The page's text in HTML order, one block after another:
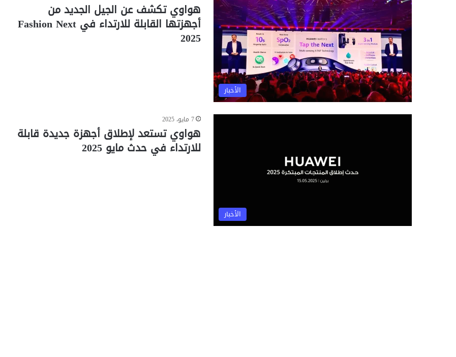
الأخبار
هواوي تكشف عن الجيل الجديد من
أجهزتها القابلة للارتداء في Fashion Next
2025
الأخبار
7 مايو، 2025
هواوي تستعد لإطلاق أجهزة جديدة قابلة
للارتداء في حدث مايو 2025